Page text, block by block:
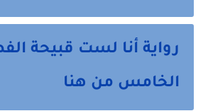
رواية أنا لست قبيحة
الخامس من هنا